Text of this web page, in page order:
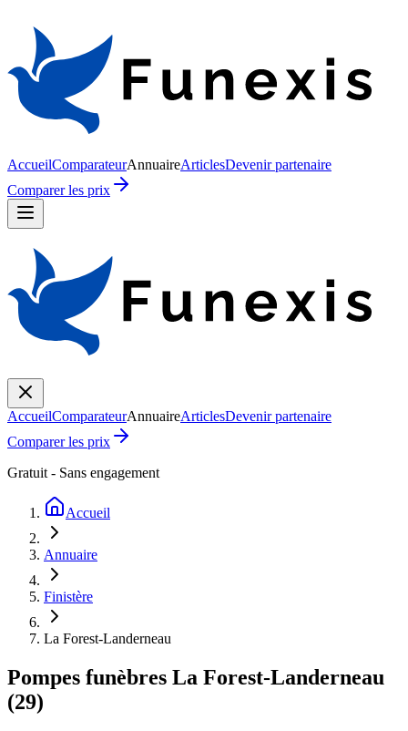
AccueilComparateurAnnuaireArticlesDevenir partenaire
Comparer les prix
AccueilComparateurAnnuaireArticlesDevenir partenaire
Comparer les prix
Gratuit - Sans engagement
Accueil
Annuaire
Finistère
La Forest-Landerneau
Pompes funèbres La Forest-Landerneau
(29)